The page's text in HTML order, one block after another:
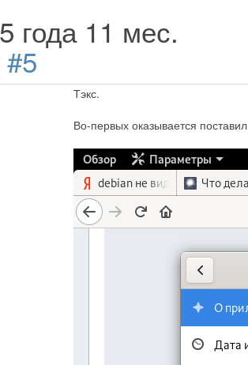
5 года 11 мес.
#5
Тэкс.
Во-первых оказывается